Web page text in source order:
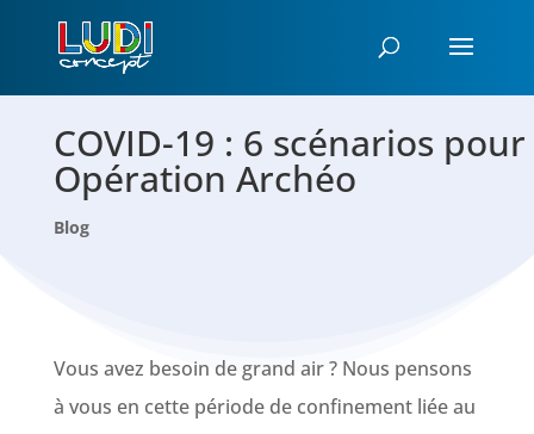
COVID-19 : 6 scénarios pour
Opération Archéo
Blog
Vous avez besoin de grand air ? Nous pensons
à vous en cette période de confinement liée au